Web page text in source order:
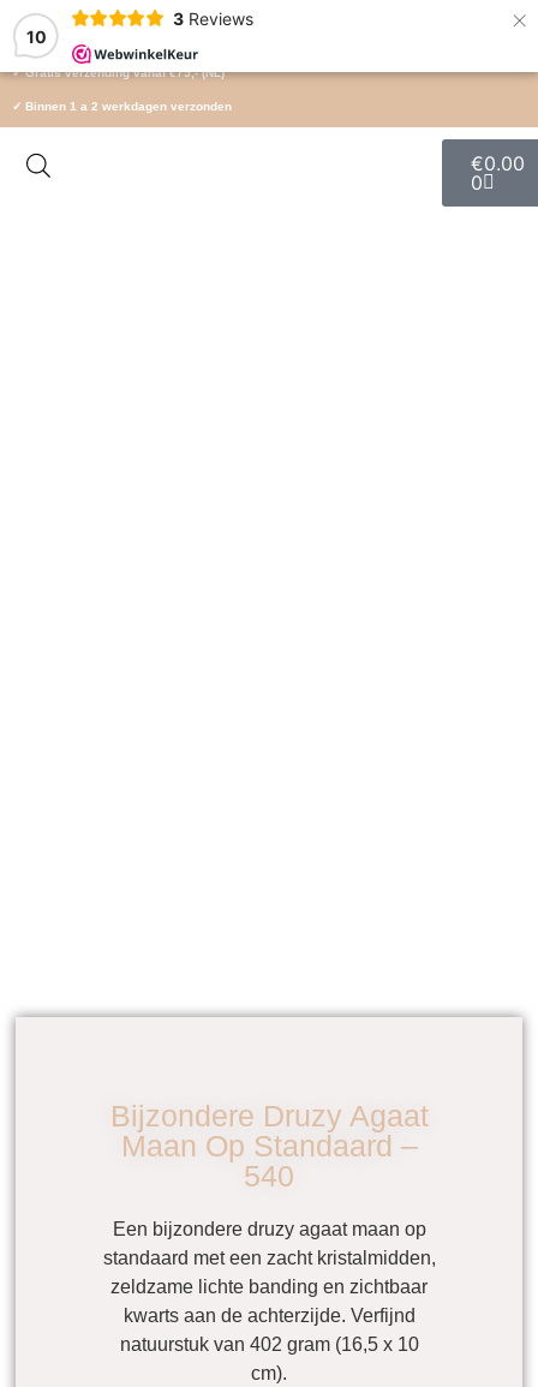
10
3 Reviews ×
✓ Gratis verzending vanaf €75,- (NL)
✓ Binnen 1 a 2 werkdagen verzonden
€0.00
0
Bijzondere Druzy Agaat
Maan Op Standaard –
540
Een bijzondere druzy agaat maan op
standaard met een zacht kristalmidden,
zeldzame lichte banding en zichtbaar
kwarts aan de achterzijde. Verfijnd
natuurstuk van 402 gram (16,5 x 10
cm).